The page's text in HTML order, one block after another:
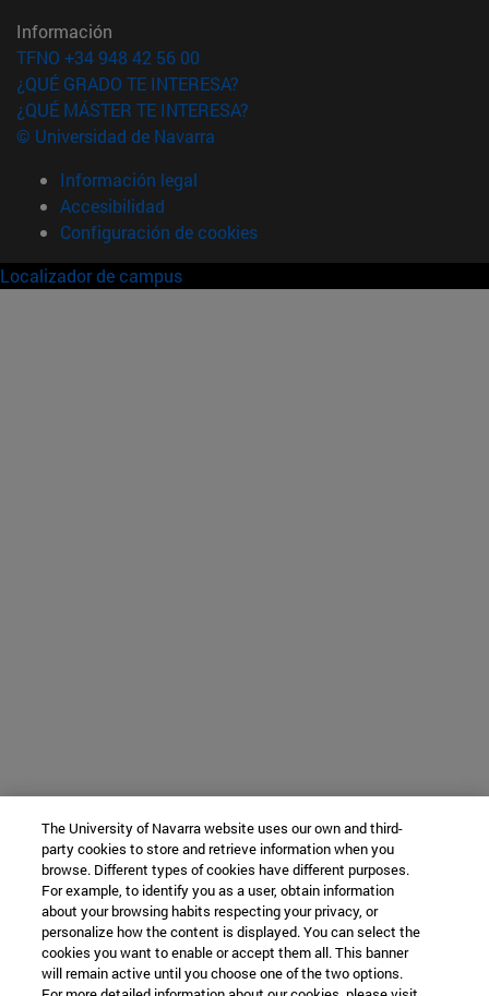
Información
TFNO +34 948 42 56 00
¿QUÉ GRADO TE INTERESA?
¿QUÉ MÁSTER TE INTERESA?
© Universidad de Navarra
Información legal
Accesibilidad
Configuración de cookies
Localizador de campus
The University of Navarra website uses our own and third-
party cookies to store and retrieve information when you
browse. Different types of cookies have different purposes.
For example, to identify you as a user, obtain information
about your browsing habits respecting your privacy, or
personalize how the content is displayed. You can select the
cookies you want to enable or accept them all. This banner
will remain active until you choose one of the two options.